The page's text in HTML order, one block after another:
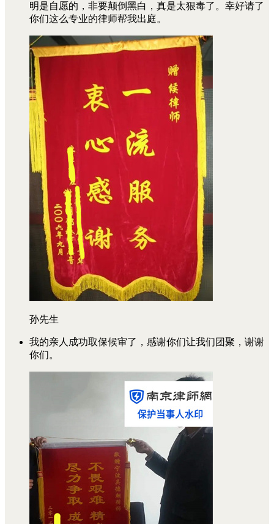
明是自愿的，非要颠倒黑白，真是太狠毒了。幸好请了
你们这么专业的律师帮我出庭。
孙先生
我的亲人成功取保候审了，感谢你们让我们团聚，谢谢
你们。